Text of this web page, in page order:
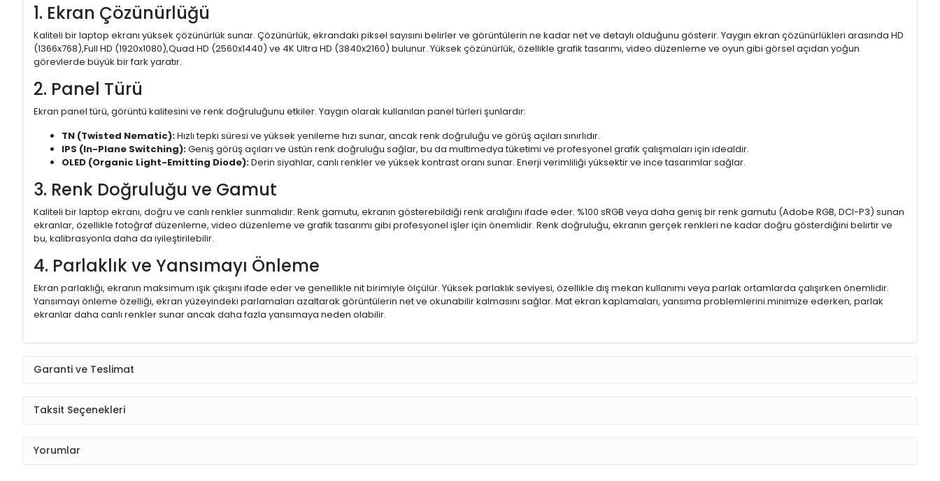
1. Ekran Çözünürlüğü
Kaliteli bir laptop ekranı yüksek çözünürlük sunar. Çözünürlük, ekrandaki piksel sayısını belirler ve görüntülerin ne kadar net ve detaylı olduğunu gösterir. Yaygın ekran çözünürlükleri arasında HD
(1366x768),Full HD (1920x1080),Quad HD (2560x1440) ve 4K Ultra HD (3840x2160) bulunur. Yüksek çözünürlük, özellikle grafik tasarımı, video düzenleme ve oyun gibi görsel açıdan yoğun
görevlerde büyük bir fark yaratır.
2. Panel Türü
Ekran panel türü, görüntü kalitesini ve renk doğruluğunu etkiler. Yaygın olarak kullanılan panel türleri şunlardır:
TN (Twisted Nematic):Hızlı tepki süresi ve yüksek yenileme hızı sunar, ancak renk doğruluğu ve görüş açıları sınırlıdır.
IPS (In-Plane Switching):Geniş görüş açıları ve üstün renk doğruluğu sağlar, bu da multimedya tüketimi ve profesyonel grafik çalışmaları için idealdir.
OLED (Organic Light-Emitting Diode):Derin siyahlar, canlı renkler ve yüksek kontrast oranı sunar. Enerji verimliliği yüksektir ve ince tasarımlar sağlar.
3. Renk Doğruluğu ve Gamut
Kaliteli bir laptop ekranı, doğru ve canlı renkler sunmalıdır. Renk gamutu, ekranın gösterebildiği renk aralığını ifade eder. %100 sRGB veya daha geniş bir renk gamutu (Adobe RGB, DCI-P3) sunan
ekranlar, özellikle fotoğraf düzenleme, video düzenleme ve grafik tasarımı gibi profesyonel işler için önemlidir. Renk doğruluğu, ekranın gerçek renkleri ne kadar doğru gösterdiğini belirtir ve
bu, kalibrasyonla daha da iyileştirilebilir.
4. Parlaklık ve Yansımayı Önleme
Ekran parlaklığı, ekranın maksimum ışık çıkışını ifade eder ve genellikle nit birimiyle ölçülür. Yüksek parlaklık seviyesi, özellikle dış mekan kullanımı veya parlak ortamlarda çalışırken önemlidir.
Yansımayı önleme özelliği, ekran yüzeyindeki parlamaları azaltarak görüntülerin net ve okunabilir kalmasını sağlar. Mat ekran kaplamaları, yansıma problemlerini minimize ederken, parlak
ekranlar daha canlı renkler sunar ancak daha fazla yansımaya neden olabilir.
Garanti ve Teslimat
Taksit Seçenekleri
Yorumlar